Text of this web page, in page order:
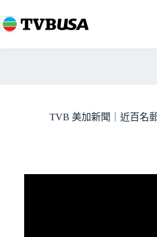
至
要
TVB 美加新聞｜近百名